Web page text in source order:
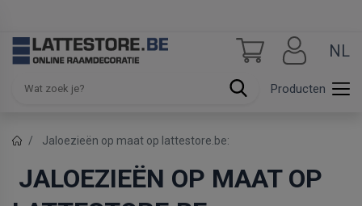
Producten
NL
Jaloezieën op maat op lattestore.be:
JALOEZIEËN OP MAAT OP